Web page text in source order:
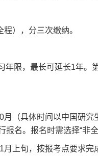
），分三次缴纳。
年限，最长可延长1年。
月（具体时间以中国研
报名。报名时需选择“非
月上旬，按报考点要求